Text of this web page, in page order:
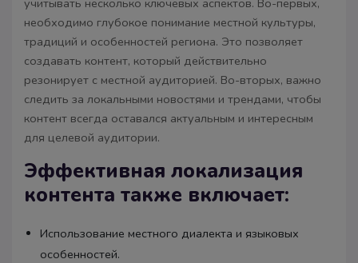
необходимо глубокое понимание местной культуры,
традиций и особенностей региона. Это позволяет
создавать контент, который действительно
резонирует с местной аудиторией. Во-вторых, важно
следить за локальными новостями и трендами, чтобы
контент всегда оставался актуальным и интересным
для целевой аудитории.
Эффективная локализация
контента также включает:
Использование местного диалекта и языковых
особенностей.